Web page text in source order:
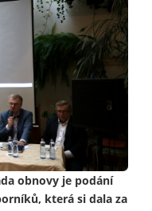
obnovy je podání
která si dala za